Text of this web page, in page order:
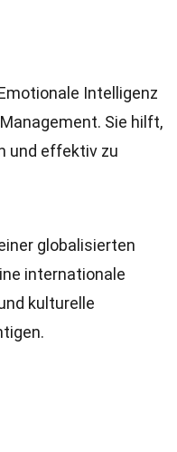
Intelligenz
Sie hilft,
und effektiv zu
globalisierten
internationale
kulturelle